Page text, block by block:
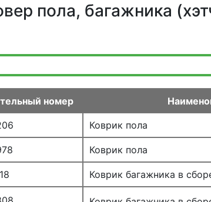
пола, багажника
номер
Коврик пола
Коврик пола
Коврик багажника в